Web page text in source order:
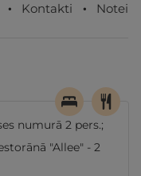
Kontakti
numurā 2 pers.;
"Allee" - 2